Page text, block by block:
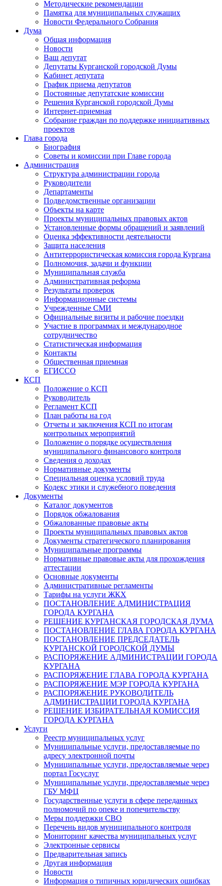
Методические рекомендации
Памятка для муниципальных служащих
Новости Федерального Cобрания
Дума
Общая информация
Новости
Ваш депутат
Депутаты Курганской городской Думы
Кабинет депутата
График приема депутатов
Постоянные депутатские комиссии
Решения Курганской городской Думы
Интернет-приемная
Собрание граждан по поддержке инициативных
проектов
Глава города
Биография
Советы и комиссии при Главе города
Администрация
Структура администрации города
Руководители
Департаменты
Подведомственные организации
Объекты на карте
Проекты муниципальных правовых актов
Установленные формы обращений и заявлений
Оценка эффективности деятельности
Защита населения
Антитеррористическая комиссия города Кургана
Полномочия, задачи и функции
Муниципальная служба
Административная реформа
Результаты проверок
Информационные системы
Учрежденные СМИ
Официальные визиты и рабочие поездки
Участие в программах и международное
сотрудничество
Статистическая информация
Контакты
Общественная приемная
ЕГИССО
КСП
Положение о КСП
Руководитель
Регламент КСП
План работы на год
Отчеты и заключения КСП по итогам
контрольных мероприятий
Положение о порядке осуществления
муниципального финансового контроля
Сведения о доходах
Нормативные документы
Специальная оценка условий труда
Кодекс этики и служебного поведения
Документы
Каталог документов
Порядок обжалования
Обжалованные правовые акты
Проекты муниципальных правовых актов
Документы стратегического планирования
Муниципальные программы
Нормативные правовые акты для прохождения
аттестации
Основные документы
Административные регламенты
Тарифы на услуги ЖКХ
ПОСТАНОВЛЕНИЕ АДМИНИСТРАЦИЯ
ГОРОДА КУРГАНА
РЕШЕНИЕ КУРГАНСКАЯ ГОРОДСКАЯ ДУМА
ПОСТАНОВЛЕНИЕ ГЛАВА ГОРОДА КУРГАНА
ПОСТАНОВЛЕНИЕ ПРЕДСЕДАТЕЛЬ
КУРГАНСКОЙ ГОРОДСКОЙ ДУМЫ
РАСПОРЯЖЕНИЕ АДМИНИСТРАЦИИ ГОРОДА
КУРГАНА
РАСПОРЯЖЕНИЕ ГЛАВА ГОРОДА КУРГАНА
РАСПОРЯЖЕНИЕ МЭР ГОРОДА КУРГАНА
РАСПОРЯЖЕНИЕ РУКОВОДИТЕЛЬ
АДМИНИСТРАЦИИ ГОРОДА КУРГАНА
РЕШЕНИЕ ИЗБИРАТЕЛЬНАЯ КОМИССИЯ
ГОРОДА КУРГАНА
Услуги
Реестр муниципальных услуг
Муниципальные услуги, предоставляемые по
адресу электронной почты
Муниципальные услуги, предоставляемые через
портал Госуслуг
Муниципальные услуги, предоставляемые через
ГБУ МФЦ
Государственные услуги в сфере переданных
полномочий по опеке и попечительству
Меры поддержки СВО
Перечень видов муниципального контроля
Мониторинг качества муниципальных услуг
Электронные сервисы
Предварительная запись
Другая информация
Новости
Информация о типичных юридических ошибках